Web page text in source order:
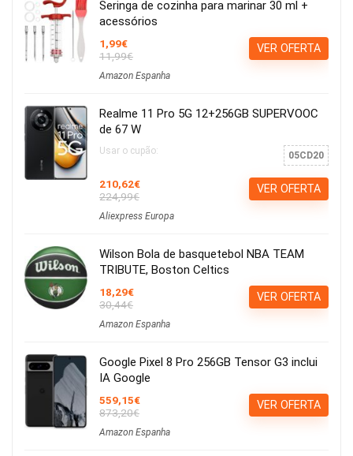
Seringa de cozinha para marinar 30 ml +
acessórios
1,99€
11,99€
Amazon Espanha
VER OFERTA
Realme 11 Pro 5G 12+256GB SUPERVOOC
de 67 W
Usar o cupão: 05CD20
210,62€
224,99€
Aliexpress Europa
VER OFERTA
Wilson Bola de basquetebol NBA TEAM
TRIBUTE, Boston Celtics
18,29€
30,44€
Amazon Espanha
VER OFERTA
Google Pixel 8 Pro 256GB Tensor G3 inclui
IA Google
559,15€
873,20€
Amazon Espanha
VER OFERTA